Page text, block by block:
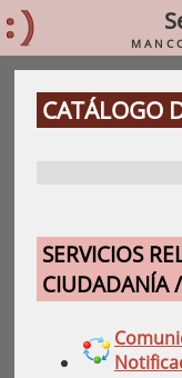
CATÁLOGO
SERVICIOS
CIUDADANÍA